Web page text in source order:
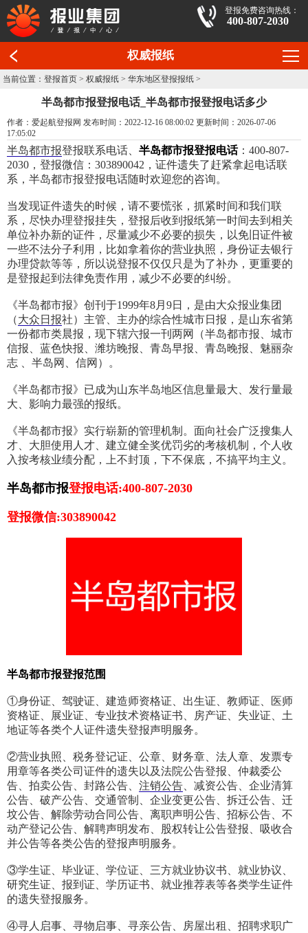
登报免费咨询热线：
400-807-2030
权威报纸
当前位置：登报首页 >权威报纸 >华东地区登报报纸 >
半岛都市报登报电话_半岛都市报登报电话多少
作者：爱起航登报网 发布时间：2022-12-16 08:00:02 更新时间：2026-07-06
17:05:02
半岛都市报登报联系电话、 半岛都市报登报电话：400-807-
2030，登报微信：303890042，证件遗失了赶紧拿起电话联
系，半岛都市报登报电话随时欢迎您的咨询。
当发现证件遗失的时候，请不要慌张，抓紧时间和我们联
系，尽快办理登报挂失，登报后收到报纸第一时间去到相关
单位补办新的证件，尽量减少不必要的损失，以免旧证件被
一些不法分子利用，比如拿着你的营业执照，身份证去银行
办理贷款等等，所以说登报不仅仅只是为了补办，更重要的
是登报起到法律免责作用，减少不必要的纠纷。
《半岛都市报》创刊于1999年8月9日，是由大众报业集团
（大众日报社）主管、主办的综合性城市日报，是山东省第
一份都市类晨报，现下辖六报一刊两网（半岛都市报、城市
信报、蓝色快报、潍坊晚报、青岛早报、青岛晚报、魅丽杂
志 、半岛网、信网）。
《半岛都市报》已成为山东半岛地区信息量最大、发行量最
大、影响力最强的报纸。
《半岛都市报》实行崭新的管理机制。面向社会广泛搜集人
才、大胆使用人才、建立健全奖优罚劣的考核机制，个人收
入按考核业绩分配，上不封顶，下不保底，不搞平均主义。
半岛都市报登报电话:400-807-2030
登报微信:303890042
半岛都市报登报范围
①身份证、驾驶证、建造师资格证、出生证、教师证、医师
资格证、展业证、专业技术资格证书、房产证、失业证、土
地证等各类个人证件遗失登报声明服务。
②营业执照、税务登记证、公章、财务章、法人章、发票专
用章等各类公司证件的遗失以及法院公告登报、仲裁委公
告、拍卖公告、封路公告、 注销公告、减资公告、企业清算
公告、破产公告、交通管制、企业变更公告、拆迁公告、迁
坟公告、解除劳动合同公告、离职声明公告、招标公告、不
动产登记公告、解聘声明发布、股权转让公告登报、吸收合
并公告等各类公告的登报声明服务。
③学生证、毕业证、学位证、三方就业协议书、就业协议、
研究生证、报到证、学历证书、就业推荐表等各类学生证件
的遗失登报服务。
④寻人启事、寻物启事、寻亲公告、房屋出租、招聘求职广